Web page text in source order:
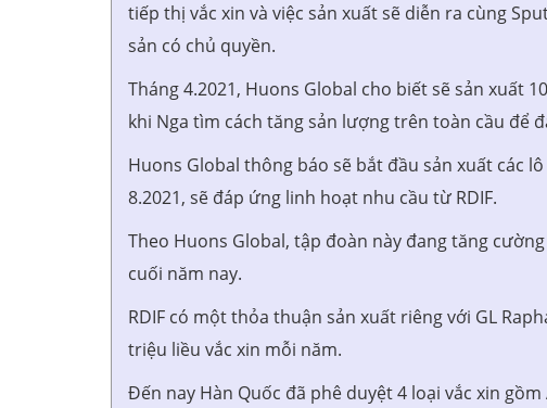
tiếp thị vắc xin và việc sản xuất sẽ diễn ra cùng
sản có chủ quyền.
Tháng 4.2021, Huons Global cho biết sẽ sản xuất
khi Nga tìm cách tăng sản lượng trên toàn cầu để
Huons Global thông báo sẽ bắt đầu sản xuất các
8.2021, sẽ đáp ứng linh hoạt nhu cầu từ RDIF.
Theo Huons Global, tập đoàn này đang tăng
cuối năm nay.
RDIF có một thỏa thuận sản xuất riêng với GL
triệu liều vắc xin mỗi năm.
Đến nay Hàn Quốc đã phê duyệt 4 loại vắc xin